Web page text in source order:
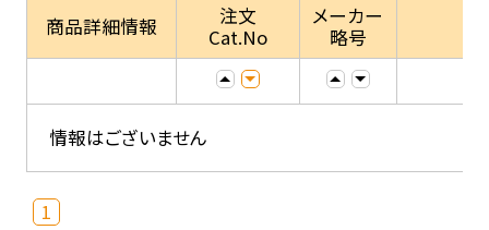
商品詳細情報
注文
Cat.No
メーカー
略号
情報はございません
1